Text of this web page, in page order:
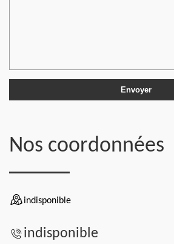
Nos coordonnées
indisponible
indisponible